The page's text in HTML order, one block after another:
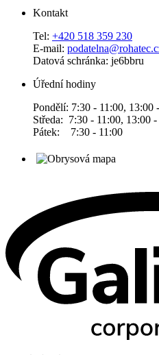
Kontakt
Tel: +420 518 359 230
E-mail:
Datová schránka: je6bbru
Úřední hodiny
Pondělí: 7:30 - 11:00, 13:00
Středa: 7:30 - 11:00, 13:00
Pátek: 7:30 - 11:00